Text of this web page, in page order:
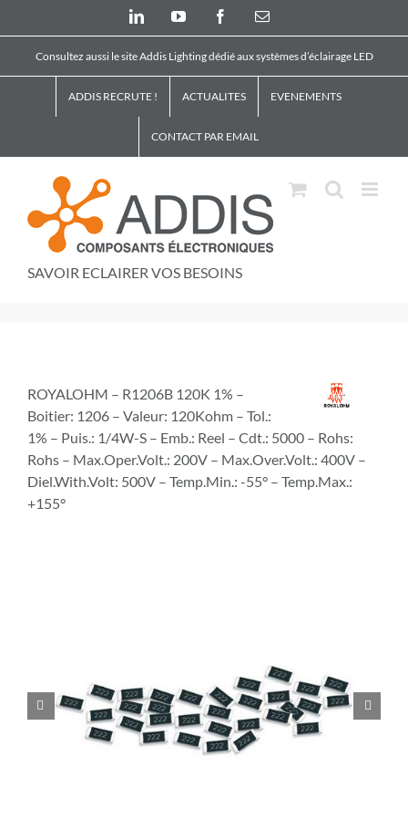
LinkedInYouTube FacebookEmail
Consultez aussi le site Addis Lighting dédié aux systèmes d’éclairage LED
ADDIS RECRUTE ! ACTUALITES EVENEMENTS
CONTACT PAR EMAIL
SAVOIR ECLAIRER VOS BESOINS
ROYALOHM – R1206B 120K 1% –
Boitier: 1206 – Valeur: 120Kohm – Tol.:
1% – Puis.: 1/4W-S – Emb.: Reel – Cdt.: 5000 – Rohs:
Rohs – Max.Oper.Volt.: 200V – Max.Over.Volt.: 400V –
Diel.With.Volt: 500V – Temp.Min.: -55° – Temp.Max.:
+155°
 